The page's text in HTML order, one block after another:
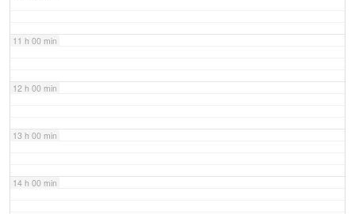
11 h 00 min
12 h 00 min
13 h 00 min
14 h 00 min